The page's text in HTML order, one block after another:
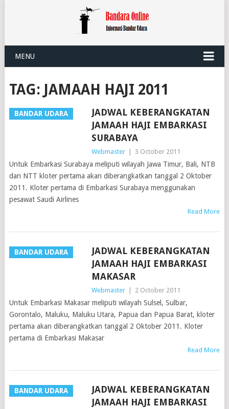
MENU
TAG: JAMAAH HAJI 2011
BANDAR UDARA
JADWAL KEBERANGKATAN
JAMAAH HAJI EMBARKASI
SURABAYA
Webmaster 3 October 2011
Untuk Embarkasi Surabaya meliputi wilayah Jawa Timur, Bali, NTB
dan NTT kloter pertama akan diberangkatkan tanggal 2 Oktober
2011. Kloter pertama di Embarkasi Surabaya menggunakan
pesawat Saudi Airlines
Read More
BANDAR UDARA
JADWAL KEBERANGKATAN
JAMAAH HAJI EMBARKASI
MAKASAR
Webmaster 2 October 2011
Untuk Embarkasi Makasar meliputi wilayah Sulsel, Sulbar,
Gorontalo, Maluku, Maluku Utara, Papua dan Papua Barat, kloter
pertama akan diberangkatkan tanggal 2 Oktober 2011. Kloter
pertama di Embarkasi Makasar
Read More
BANDAR UDARA
JADWAL KEBERANGKATAN
JAMAAH HAJI EMBARKASI